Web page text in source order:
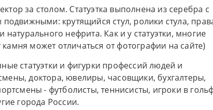
за столом. Статуэтка выполнена из серебра с
подвижными: крутящийся стул, ролики стула,
нефрита. Как и у статуэтки, многие
может отличаться от фотографии на сайте)
статуэтки и фигурки профессий людей и
доктора, ювелиры, часовщики, бухгалтеры,
- футболисты, теннисисты, игроки в
города России.